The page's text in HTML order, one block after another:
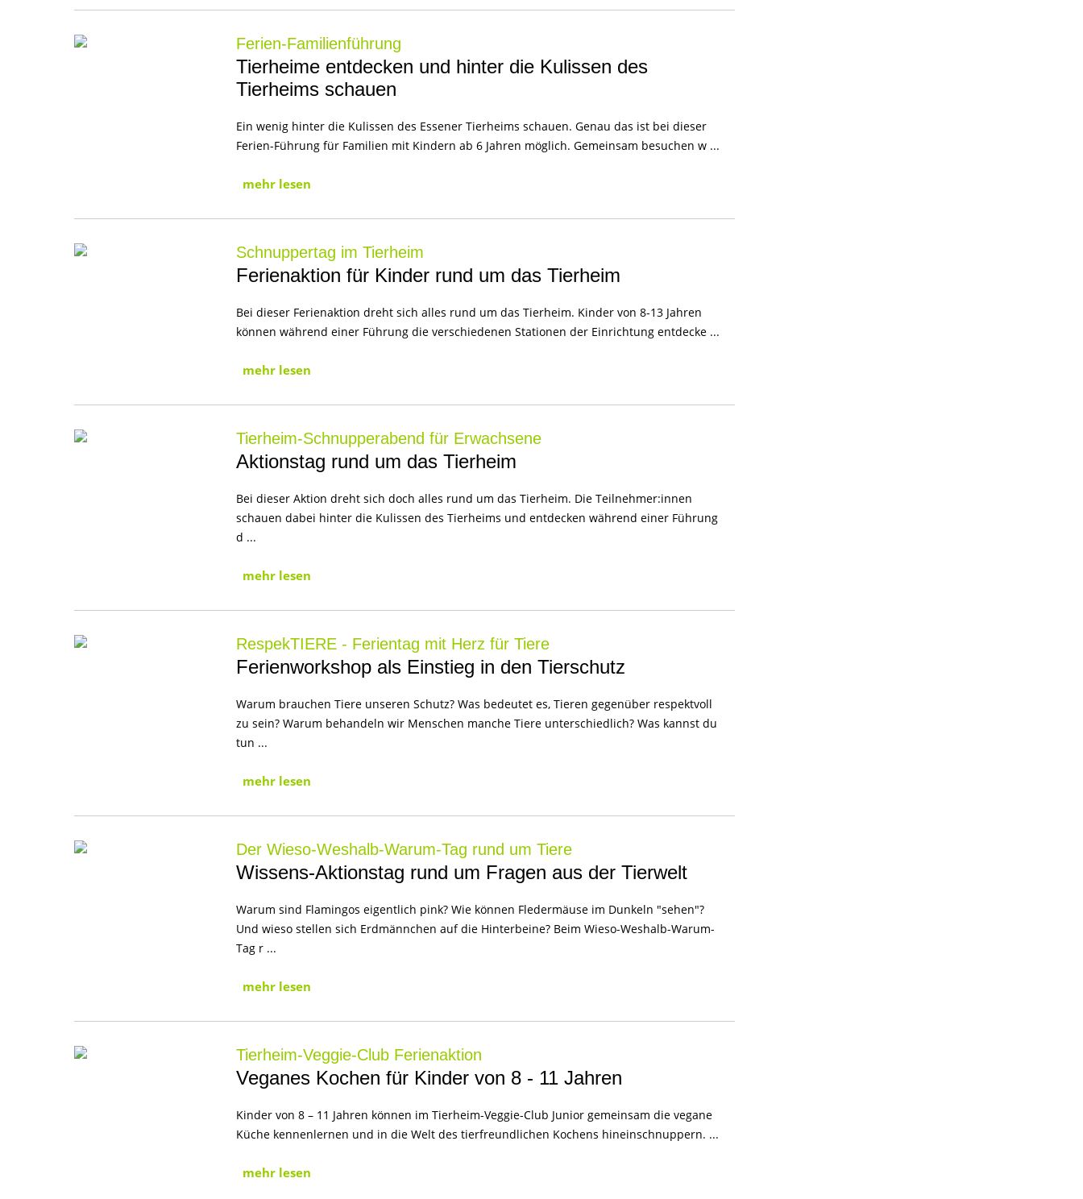
Ferien-Familienführung
Tierheime entdecken und hinter die Kulissen des
Tierheims schauen
Ein wenig hinter die Kulissen des Essener Tierheims schauen. Genau das ist bei dieser
Ferien-Führung für Familien mit Kindern ab 6 Jahren möglich. Gemeinsam besuchen w ...
mehr lesen
Schnuppertag im Tierheim
Ferienaktion für Kinder rund um das Tierheim
Bei dieser Ferienaktion dreht sich alles rund um das Tierheim. Kinder von 8-13 Jahren
können während einer Führung die verschiedenen Stationen der Einrichtung entdecke ...
mehr lesen
Tierheim-Schnupperabend für Erwachsene
Aktionstag rund um das Tierheim
Bei dieser Aktion dreht sich doch alles rund um das Tierheim. Die Teilnehmer:innen
schauen dabei hinter die Kulissen des Tierheims und entdecken während einer Führung
d ...
mehr lesen
RespekTIERE - Ferientag mit Herz für Tiere
Ferienworkshop als Einstieg in den Tierschutz
Warum brauchen Tiere unseren Schutz? Was bedeutet es, Tieren gegenüber respektvoll
zu sein? Warum behandeln wir Menschen manche Tiere unterschiedlich? Was kannst du
tun ...
mehr lesen
Der Wieso-Weshalb-Warum-Tag rund um Tiere
Wissens-Aktionstag rund um Fragen aus der Tierwelt
Warum sind Flamingos eigentlich pink? Wie können Fledermäuse im Dunkeln "sehen"?
Und wieso stellen sich Erdmännchen auf die Hinterbeine? Beim Wieso-Weshalb-Warum-
Tag r ...
mehr lesen
Tierheim-Veggie-Club Ferienaktion
Veganes Kochen für Kinder von 8 - 11 Jahren
Kinder von 8 – 11 Jahren können im Tierheim-Veggie-Club Junior gemeinsam die vegane
Küche kennenlernen und in die Welt des tierfreundlichen Kochens hineinschnuppern. ...
mehr lesen